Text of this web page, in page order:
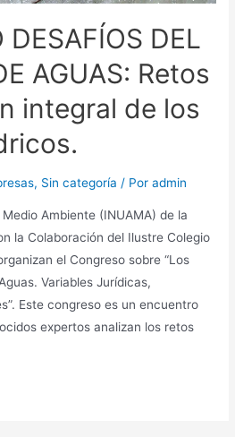
DESAFÍOS DEL
AGUAS: Retos
integral de los
, Sin categoría / Poradmin
Ambiente (INUAMA) de la
la Colaboración del Ilustre Colegio
el Congreso sobre “Los
Variables Jurídicas,
Este congreso es un encuentro
expertos analizan los retos